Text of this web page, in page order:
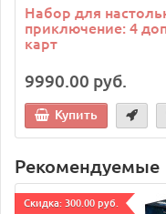
Набор для
приключение: 4
карт
9990.00 руб.
Купить
Рекомендуемые
Cкидка: 300.00 руб.